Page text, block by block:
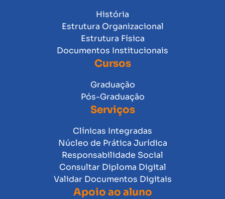
História
Estrutura Organizacional
Estrutura Física
Documentos Institucionais
Cursos
Graduação
Pós-Graduação
Serviços
Clínicas Integradas
Núcleo de Prática Jurídica
Responsabilidade Social
Consultar Diploma Digital
Validar Documentos Digitais
Apoio ao aluno